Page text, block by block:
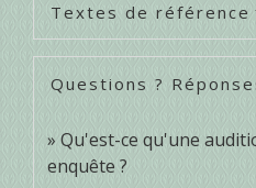
Textes de référence
Questions ?
Qu'est-ce qu'une
enquête ?